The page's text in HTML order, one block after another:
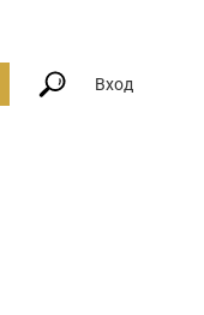
Вход